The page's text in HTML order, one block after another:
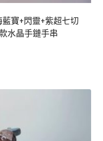
寶+閃靈+紫超七切
水晶手鏈手串